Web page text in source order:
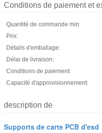
Conditions de paiement et
Quantité de commande min:
Prix:
Détails d'emballage:
Délai de livraison:
Conditions de paiement:
Capacité d'approvisionnement:
description de
Supports de carte PCB d'esd